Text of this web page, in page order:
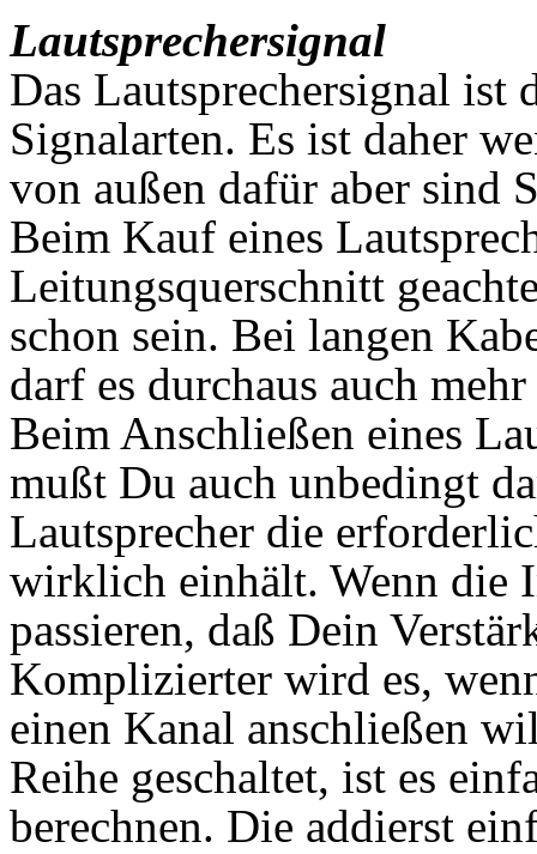
Lautsprechersignal
Das Lautsprechersignal ist
Signalarten. Es ist daher
von außen dafür aber sind
Beim Kauf eines
Leitungsquerschnitt
schon sein. Bei langen
darf es durchaus auch
Beim Anschließen eines
mußt Du auch unbedingt
Lautsprecher die
wirklich einhält. Wenn die
passieren, daß Dein
Komplizierter wird es,
einen Kanal anschließen
Reihe geschaltet, ist es
berechnen. Die addierst